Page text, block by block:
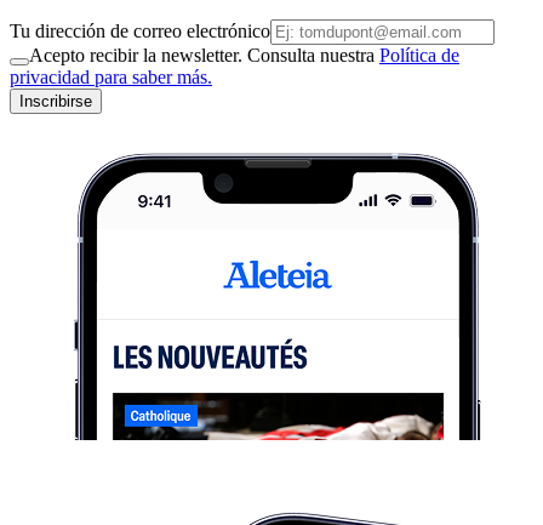
Tu dirección de correo electrónico
Acepto recibir la newsletter. Consulta nuestra Política de
privacidad para saber más.
Inscribirse